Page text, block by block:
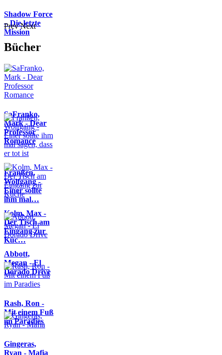
Shadow Force
– Die letzte
Mission
Prev Next
Bücher
SaFranko,
Mark - Dear
Professor
Romance
Franßen,
Wolfgang -
Einer sollte
ihm mal…
Kolm, Max -
Der Tisch am
Eingang zur
Küc…
Abbott,
Megan - El
Dorado Drive
Rash, Ron -
Mit einem Fuß
im Paradies
Gingeras,
Ryan - Mafia